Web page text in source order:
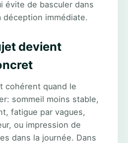
évite de basculer dans
déception immédiate.
devient
cohérent quand le
sommeil moins stable,
fatigue par vagues,
ou impression de
dans la journée. Dans